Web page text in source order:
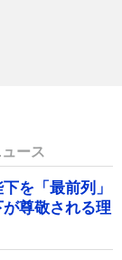
ース
を「最前列」
尊敬される理